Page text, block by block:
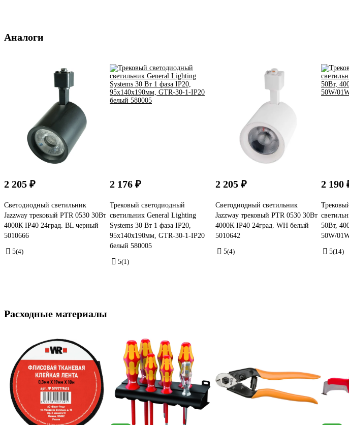
Аналоги
2 205 ₽
Светодиодный светильник
Jazzway трековый PTR 0530 30Вт
4000К IP40 24град. BL черный
5010666
5(4)
2 176 ₽
Трековый светодиодный
светильник General Lighting
Systems 30 Вт 1 фаза IP20,
95х140х190мм, GTR-30-1-IP20
белый 580005
5(1)
2 205 ₽
Светодиодный светильник
Jazzway трековый PTR 0530 30Вт
4000К IP40 24град. WH белый
5010642
5(4)
2 190
50Вт,
50W/
5(14)
Расходные материалы